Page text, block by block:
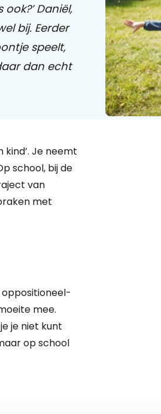
Daniël,
bij. Eerder
speelt,
dan echt
Je neemt
school, bij de
van
met
oppositioneel-
mee.
je niet kunt
op school